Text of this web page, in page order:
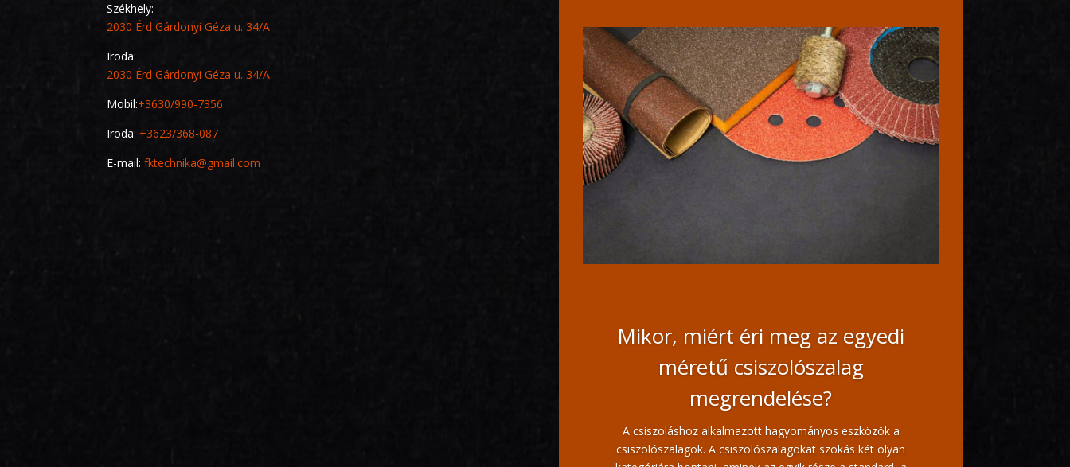
Székhely:
2030 Érd Gárdonyi Géza u. 34/A
Iroda:
2030 Érd Gárdonyi Géza u. 34/A
Mobil:+3630/990-7356
Iroda: +3623/368-087
E-mail: fktechnika@gmail.com
Mikor, miért éri meg az egyedi
méretű csiszolószalag
megrendelése?
A csiszoláshoz alkalmazott hagyományos eszközök a
csiszolószalagok. A csiszolószalagokat szokás két olyan